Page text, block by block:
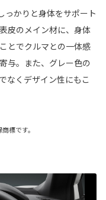
っかりと身体をサポート
皮のメイン材に、身体
とでクルマとの一体感
与。また、グレー色の
なくデザイン性にもこ
標です。